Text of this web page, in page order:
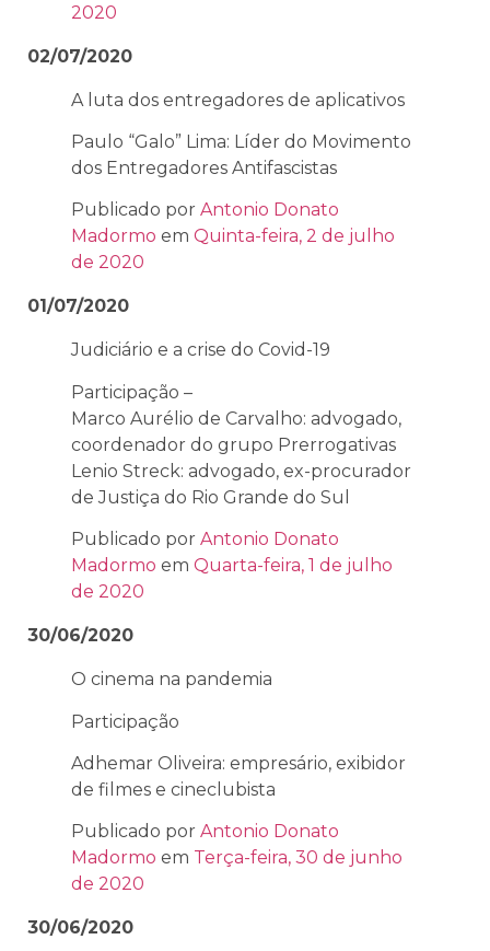
2020
02/07/2020
A luta dos entregadores de aplicativos
Paulo “Galo” Lima: Líder do Movimento
dos Entregadores Antifascistas
Publicado por Antonio Donato
Madormo em Quinta-feira, 2 de julho
de 2020
01/07/2020
Judiciário e a crise do Covid-19
Participação –
Marco Aurélio de Carvalho: advogado,
coordenador do grupo Prerrogativas
Lenio Streck: advogado, ex-procurador
de Justiça do Rio Grande do Sul
Publicado por Antonio Donato
Madormo em Quarta-feira, 1 de julho
de 2020
30/06/2020
O cinema na pandemia
Participação
Adhemar Oliveira: empresário, exibidor
de filmes e cineclubista
Publicado por Antonio Donato
Madormo em Terça-feira, 30 de junho
de 2020
30/06/2020